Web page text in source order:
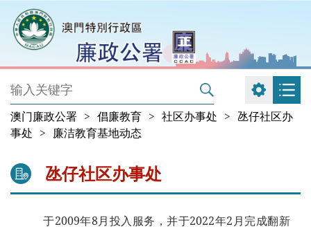
澳门廉政公署 > 倡廉教育 > 社区办事处 > 氹仔社区办
事处 > 廉洁教育基地动态
氹仔社区办事处
于2009年8月投入服务，并于2022年2月完成翻新